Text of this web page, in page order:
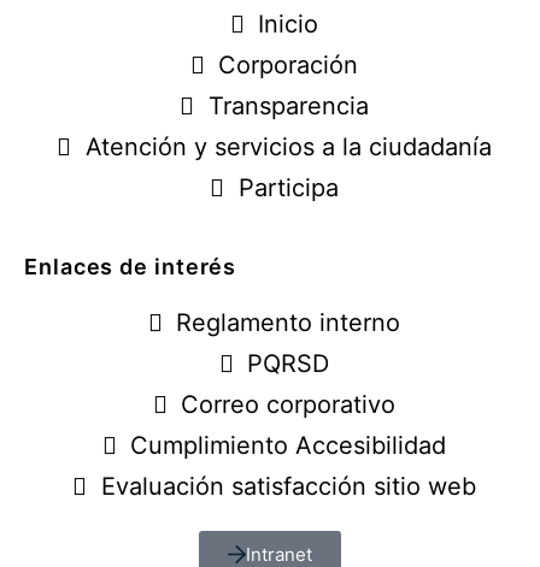
Inicio
Corporación
Transparencia
Atención y servicios a la ciudadanía
Participa
Enlaces de interés
Reglamento interno
PQRSD
Correo corporativo
Cumplimiento Accesibilidad
Evaluación satisfacción sitio web
Intranet